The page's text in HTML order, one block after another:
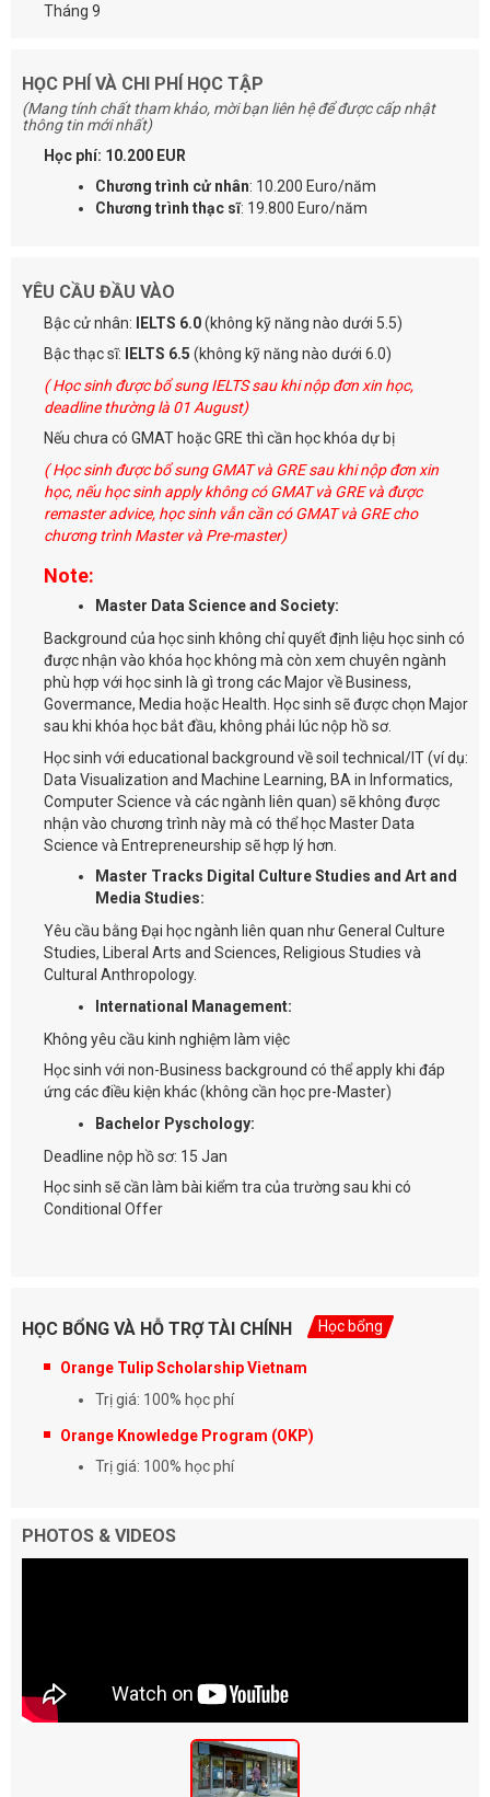
Tháng 9
HỌC PHÍ VÀ CHI PHÍ HỌC TẬP
(Mang tính chất tham khảo, mời bạn liên hệ để được cấp nhật
thông tin mới nhất)
Học phí: 10.200 EUR
Chương trình cử nhân: 10.200 Euro/năm
Chương trình thạc sĩ: 19.800 Euro/năm
YÊU CẦU ĐẦU VÀO
Bậc cử nhân: IELTS 6.0(không kỹ năng nào dưới 5.5)
Bậc thạc sĩ:
IELTS 6.5 (không kỹ năng nào dưới 6.0)
( Học sinh được bổ sung IELTS sau khi nộp đơn xin học,
deadline thường là 01 August)
Nếu chưa có GMAT hoặc GRE thì cần học khóa dự bị
( Học sinh được bổ sung GMAT và GRE sau khi nộp đơn xin
học, nếu học sinh apply không có GMAT và GRE và được
remaster advice, học sinh vẫn cần có GMAT và GRE cho
chương trình Master và Pre-master)
Note:
Master Data Science and Society:
Background của học sinh không chỉ quyết định liệu học sinh có
được nhận vào khóa học không mà còn xem chuyên ngành
phù hợp với học sinh là gì trong các Major về Business,
Govermance, Media hoặc Health. Học sinh sẽ được chọn Major
sau khi khóa học bắt đầu, không phải lúc nộp hồ sơ.
Học sinh với educational background về soil technical/IT (ví dụ:
Data Visualization and Machine Learning, BA in Informatics,
Computer Science và các ngành liên quan) sẽ không được
nhận vào chương trình này mà có thể học Master Data
Science và Entrepreneurship sẽ hợp lý hơn.
Master Tracks Digital Culture Studies and Art and
Media Studies:
Yêu cầu bằng Đại học ngành liên quan như General Culture
Studies, Liberal Arts and Sciences, Religious Studies và
Cultural Anthropology.
International Management:
Không yêu cầu kinh nghiệm làm việc
Học sinh với non-Business background có thể apply khi đáp
ứng các điều kiện khác (không cần học pre-Master)
Bachelor Pyschology:
Deadline nộp hồ sơ: 15 Jan
Học sinh sẽ cần làm bài kiểm tra của trường sau khi có
Conditional Offer
HỌC BỔNG VÀ HỖ TRỢ TÀI CHÍNH Học bổng
Orange Tulip Scholarship Vietnam
Trị giá: 100% học phí
Orange Knowledge Program (OKP)
Trị giá: 100% học phí
PHOTOS & VIDEOS